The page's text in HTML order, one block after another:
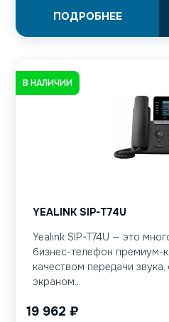
ПОДРОБНЕЕ
В НАЛИЧИИ
YEALINK SIP-T74U
Yealink SIP-T74U — это
бизнес-телефон премиум-
качеством передачи
экраном...
19 962 ₽